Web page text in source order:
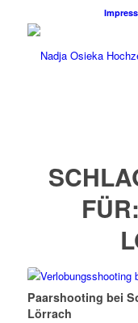
FÜR:
Paarshooting bei
Lörrach